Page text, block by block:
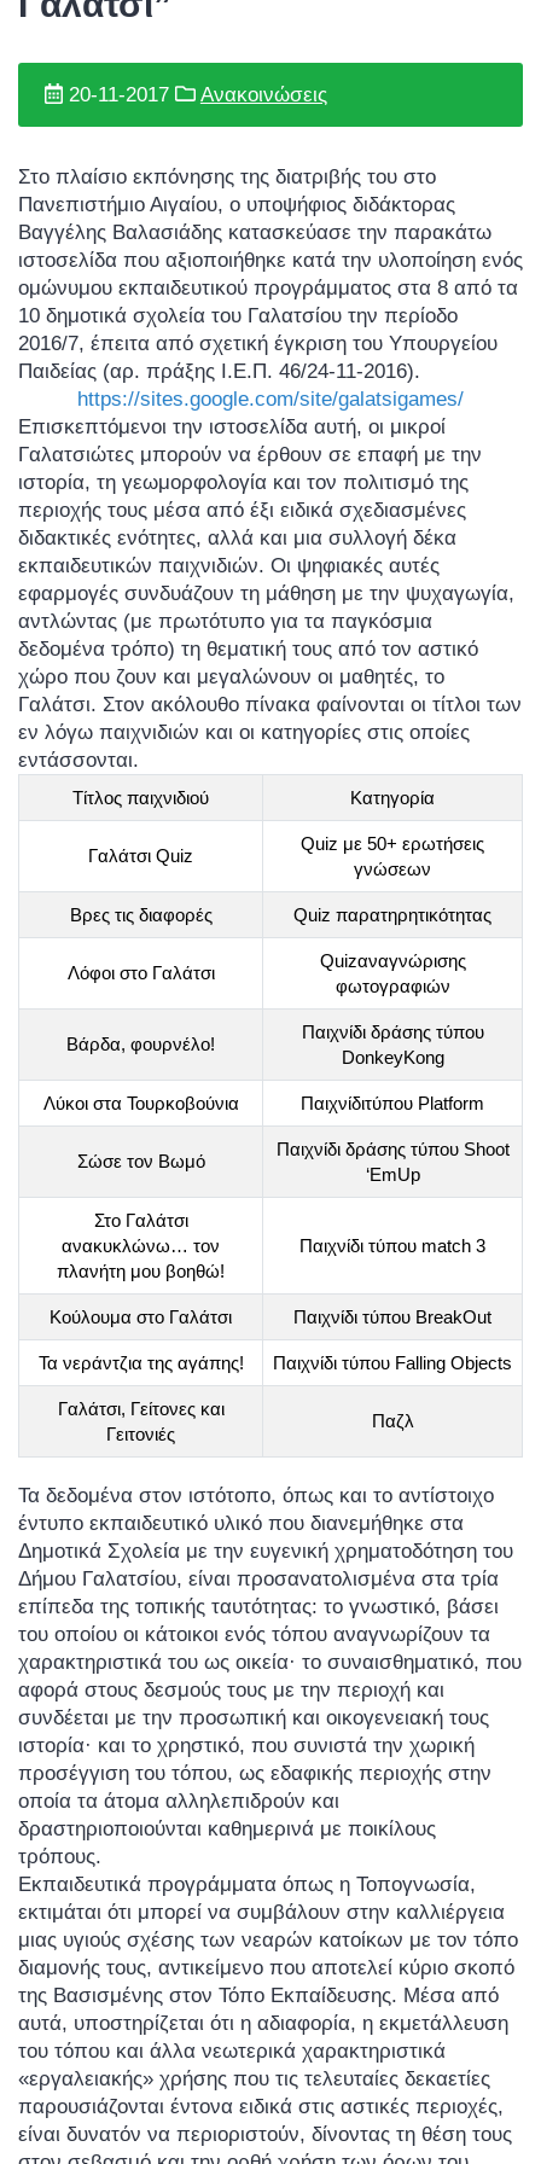
20-11-2017 Ανακοινώσεις
Στo πλαίσιο εκπόνησης της διατριβής του στο
Πανεπιστήμιο Αιγαίου, ο υποψήφιος διδάκτορας
Βαγγέλης Βαλασιάδης κατασκεύασε την παρακάτω
ιστοσελίδα που αξιοποιήθηκε κατά την υλοποίηση ενός
ομώνυμου εκπαιδευτικού προγράμματος στα 8 από τα
10 δημοτικά σχολεία του Γαλατσίου την περίοδο
2016/7, έπειτα από σχετική έγκριση του Υπουργείου
Παιδείας (αρ. πράξης Ι.Ε.Π. 46/24-11-2016).
https://sites.google.com/site/galatsigames/
Επισκεπτόμενοι την ιστοσελίδα αυτή, οι μικροί
Γαλατσιώτες μπορούν να έρθουν σε επαφή με την
ιστορία, τη γεωμορφολογία και τον πολιτισμό της
περιοχής τους μέσα από έξι ειδικά σχεδιασμένες
διδακτικές ενότητες, αλλά και μια συλλογή δέκα
εκπαιδευτικών παιχνιδιών. Οι ψηφιακές αυτές
εφαρμογές συνδυάζουν τη μάθηση με την ψυχαγωγία,
αντλώντας (με πρωτότυπο για τα παγκόσμια
δεδομένα τρόπο) τη θεματική τους από τον αστικό
χώρο που ζουν και μεγαλώνουν οι μαθητές, το
Γαλάτσι. Στον ακόλουθο πίνακα φαίνονται οι τίτλοι των
εν λόγω παιχνιδιών και οι κατηγορίες στις οποίες
εντάσσονται.
Τίτλος παιχνιδιού Κατηγορία
Γαλάτσι Quiz
Quiz με 50+ ερωτήσεις
γνώσεων
Βρες τις διαφορές Quiz παρατηρητικότητας
Λόφοι στο Γαλάτσι
Quizαναγνώρισης
φωτογραφιών
Βάρδα, φουρνέλο!
Παιχνίδι δράσης τύπου
DonkeyKong
Λύκοι στα Τουρκοβούνια Παιχνίδιτύπου Platform
Σώσε τον Βωμό
Παιχνίδι δράσης τύπου Shoot
‘EmUp
Στο Γαλάτσι
ανακυκλώνω… τον
πλανήτη μου βοηθώ!
Παιχνίδι τύπου match 3
Κούλουμα στο Γαλάτσι Παιχνίδι τύπου BreakOut
Τα νεράντζια της αγάπης! Παιχνίδι τύπου Falling Objects
Γαλάτσι, Γείτονες και
Γειτονιές
Παζλ
Τα δεδομένα στον ιστότοπο, όπως και το αντίστοιχο
έντυπο εκπαιδευτικό υλικό που διανεμήθηκε στα
Δημοτικά Σχολεία με την ευγενική χρηματοδότηση του
Δήμου Γαλατσίου, είναι προσανατολισμένα στα τρία
επίπεδα της τοπικής ταυτότητας: το γνωστικό, βάσει
του οποίου οι κάτοικοι ενός τόπου αναγνωρίζουν τα
χαρακτηριστικά του ως οικεία· το συναισθηματικό, που
αφορά στους δεσμούς τους με την περιοχή και
συνδέεται με την προσωπική και οικογενειακή τους
ιστορία· και το χρηστικό, που συνιστά την χωρική
προσέγγιση του τόπου, ως εδαφικής περιοχής στην
οποία τα άτομα αλληλεπιδρούν και
δραστηριοποιούνται καθημερινά με ποικίλους
τρόπους.
Εκπαιδευτικά προγράμματα όπως η Τοπογνωσία,
εκτιμάται ότι μπορεί να συμβάλουν στην καλλιέργεια
μιας υγιούς σχέσης των νεαρών κατοίκων με τον τόπο
διαμονής τους, αντικείμενο που αποτελεί κύριο σκοπό
της Βασισμένης στον Τόπο Εκπαίδευσης. Μέσα από
αυτά, υποστηρίζεται ότι η αδιαφορία, η εκμετάλλευση
του τόπου και άλλα νεωτερικά χαρακτηριστικά
«εργαλειακής» χρήσης που τις τελευταίες δεκαετίες
παρουσιάζονται έντονα ειδικά στις αστικές περιοχές,
είναι δυνατόν να περιοριστούν, δίνοντας τη θέση τους